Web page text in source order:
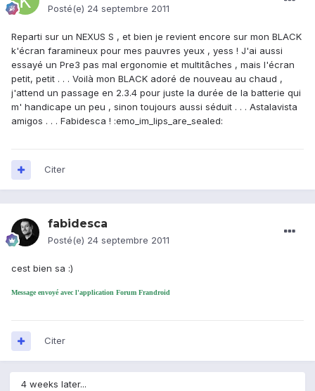
Posté(e) 24 septembre 2011
Reparti sur un NEXUS S , et bien je revient encore sur mon BLACK
k'écran faramineux pour mes pauvres yeux , yess ! J'ai aussi
essayé un Pre3 pas mal ergonomie et multitâches , mais l'écran
petit, petit . . . Voilà mon BLACK adoré de nouveau au chaud ,
j'attend un passage en 2.3.4 pour juste la durée de la batterie qui
m' handicape un peu , sinon toujours aussi séduit . . . Astalavista
amigos . . . Fabidesca ! :emo_im_lips_are_sealed:
Citer
fabidesca
Posté(e) 24 septembre 2011
cest bien sa :)
Message envoyé avec l'application Forum Frandroid
Citer
4 weeks later...